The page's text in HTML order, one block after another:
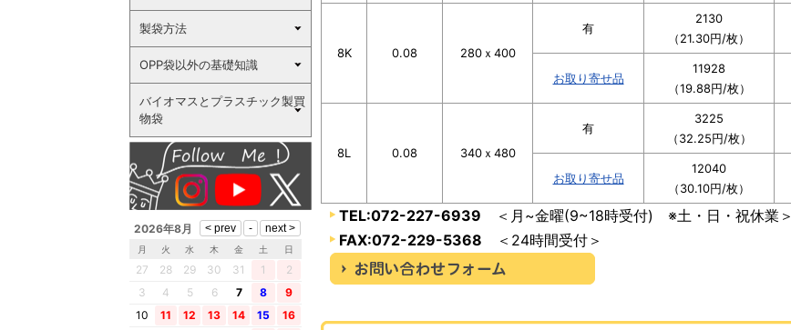
8K 0.08 280ｘ400
有
2130
（21.30円/枚）
お取り寄せ品
11928
（19.88円/枚）
8L 0.08 340ｘ480
有
3225
（32.25円/枚）
お取り寄せ品
12040
（30.10円/枚）
TEL:072-227-6939 ＜月~金曜(9~18時受付) ※土・日・祝休業＞
FAX:072-229-5368 ＜24時間受付＞
製袋方法
OPP袋以外の基礎知識
バイオマスとプラスチック製買
物袋
2026年8月
月 火 水 木 金 土 日
27 28 29 30 31 1
2
3
4 5 6 7 8
9
10
11 12 13 14 15
16